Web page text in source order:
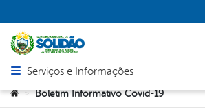
Abrir menu principal de navegação
Serviços e Informações
Você está aqui:
> Boletim Informativo Covid-19